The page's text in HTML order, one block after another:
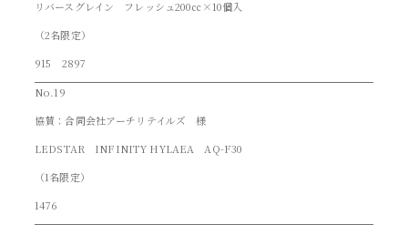
リバースグレイン フレッシュ200㏄×10個入
（2名限定）
915 2897
No.19
協賛：合同会社アーチリテイルズ 様
LEDSTAR INFINITY HYLAEA AQ-F30
（1名限定）
1476